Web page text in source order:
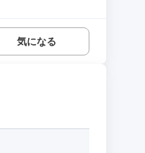
気になる